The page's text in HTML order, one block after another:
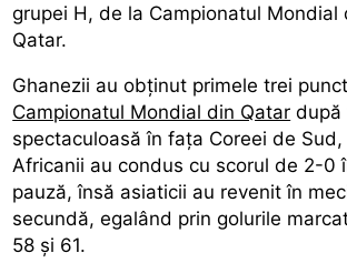
grupei H, de la Campionatul
Qatar.
Ghanezii au obținut primele trei
Campionatul Mondial din Qatar după
spectaculoasă în fața Coreei de
Africanii au condus cu scorul de 2-0
pauză, însă asiaticii au revenit în
secundă, egalând prin golurile
58 și 61.